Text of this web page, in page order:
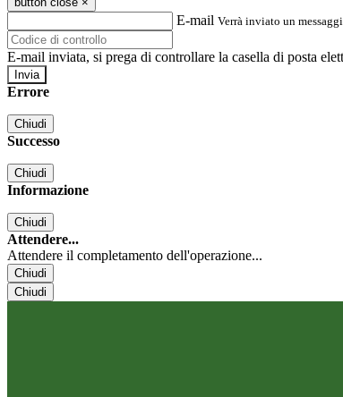
E-mail Verrà inviato un
E-mail inviata, si prega di controllare la casella di posta
Errore
Chiudi
Successo
Chiudi
Informazione
Chiudi
Attendere...
Attendere il completamento dell'operazione...
Chiudi
Chiudi